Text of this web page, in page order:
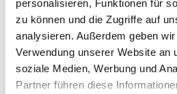
personalisieren, Funktionen für
zu können und die Zugriffe auf
analysieren. Außerdem geben
Verwendung unserer Website an
soziale Medien, Werbung und
Partner führen diese